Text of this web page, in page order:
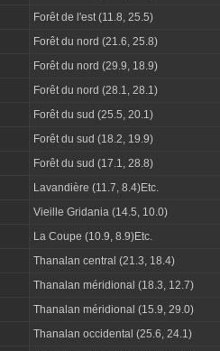
Forêt de l'est (11.8, 25.5)
Forêt du nord (21.6, 25.8)
Forêt du nord (29.9, 18.9)
Forêt du nord (28.1, 28.1)
Forêt du sud (25.5, 20.1)
Forêt du sud (18.2, 19.9)
Forêt du sud (17.1, 28.8)
Lavandière (11.7, 8.4)Etc.
Vieille Gridania (14.5, 10.0)
La Coupe (10.9, 8.9)Etc.
Thanalan central (21.3, 18.4)
Thanalan méridional (18.3, 12.7)
Thanalan méridional (15.9, 29.0)
Thanalan occidental (25.6, 24.1)